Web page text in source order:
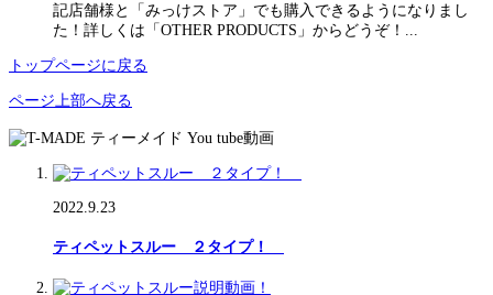
記店舗様と「みっけストア」でも購入できるようになりまし
た！詳しくは「OTHER PRODUCTS」からどうぞ！...
トップページに戻る
ページ上部へ戻る
2022.9.23
ティペットスルー ２タイプ！